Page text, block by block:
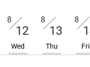
8
12
Wed
8
13
Thu
8
Fri